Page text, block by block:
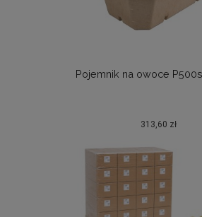
Pojemnik na owoce
313,60 zł